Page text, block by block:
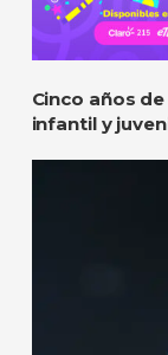
Cinco años
infantil y